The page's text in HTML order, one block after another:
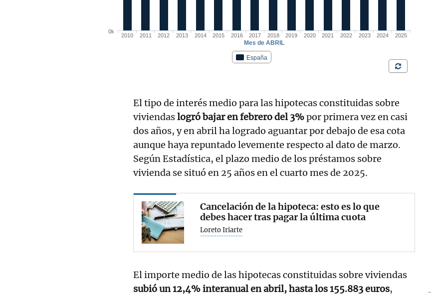
El tipo de interés medio para las hipotecas constituidas sobre
viviendaslogró bajar en febrero del 3%por primera vez en casi
dos años, y en abril ha logrado aguantar por debajo de esa cota
aunque haya repuntado levemente respecto al dato de marzo.
Según Estadística, el plazo medio de los préstamos sobre
vivienda se situó en 25 años en el cuarto mes de 2025.
Cancelación de la hipoteca: esto es lo que
debes hacer tras pagar la última cuota
Loreto Iriarte
El importe medio de las hipotecas constituidas sobre viviendas
subió un 12,4% interanual en abril, hasta los 155.883 euros,